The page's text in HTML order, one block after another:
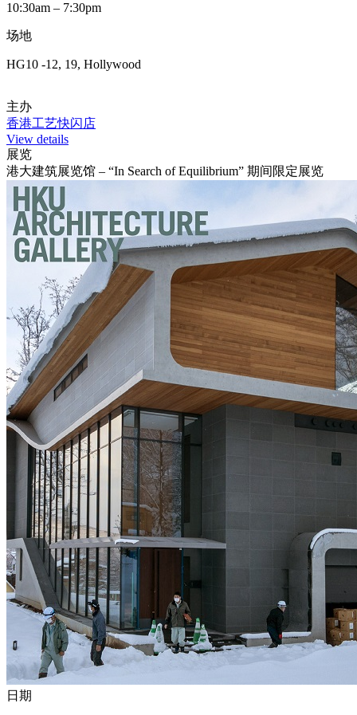
10:30am – 7:30pm
场地
HG10 -12, 19, Hollywood
主办
香港工艺快闪店
View details
展览
港大建筑展览馆 – “In Search of Equilibrium” 期间限定展览
日期